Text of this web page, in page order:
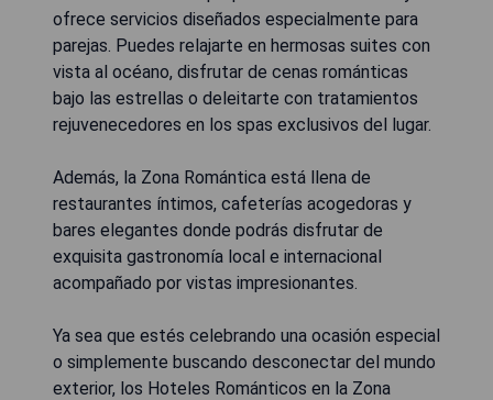
ofrece servicios diseñados especialmente para
parejas. Puedes relajarte en hermosas suites con
vista al océano, disfrutar de cenas románticas
bajo las estrellas o deleitarte con tratamientos
rejuvenecedores en los spas exclusivos del lugar.
Además, la Zona Romántica está llena de
restaurantes íntimos, cafeterías acogedoras y
bares elegantes donde podrás disfrutar de
exquisita gastronomía local e internacional
acompañado por vistas impresionantes.
Ya sea que estés celebrando una ocasión especial
o simplemente buscando desconectar del mundo
exterior, los Hoteles Románticos en la Zona